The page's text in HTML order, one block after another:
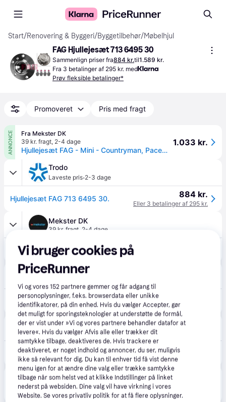
Start/Renovering & Byggeri/Byggetilbehør/Møbelhjul
FAG Hjullejesæt 713 6495 30
Sammenlign priser fra884 kr.til1.589 kr.
Fra 3 betalinger af 295 kr. med
Prøv fleksible betalinger*
Promoveret Pris med fragt
ANNONCE
Fra Mekster DK
39 kr. fragt, 2-4 dage
Hjullejesæt FAG - Mini - Countryman, Paceman - Mini - Countryman, Paceman
1.033 kr.
Trodo
Laveste pris·2-3 dage
Hjullejesæt FAG 713 6495 30. 884 kr.
Eller 3 betalinger af 295 kr.
Mekster DK
39 kr. fragt 2-4 dage
Bildeleshop
FAG 713 6495 30 Hjullejesæt Billede svarer til leveringsomfang, med ABS-sensorring
Eller 3 betalinger af 344 kr.
Autodoc.dk
FAG Hjullejesæt MINI 713 6495 30 9813210,33409806302,33409813210 9806302 1.032 kr.
Eller 3 betalinger af 344 kr.
Produktet fås også hos 1 butik, som ikke er betalende
kunde i denne kategori.
Vi bruger cookies på
PriceRunner
Vi og vores152 partnere gemmer og får adgang til
personoplysninger, f.eks. browserdata eller unikke
identifikatorer, på din enhed. Hvis du vælger Accepter, gør
det muligt for sporingsteknologier at understøtte de formål,
der er vist under »Vi og vores partnere behandler datafor at
levere«. Hvis du vælger Afvis alle eller trækker dit
samtykke tilbage, deaktiveres de. Hvis trackere er
deaktiveret, er noget indhold og annoncer, du ser, muligvis
ikke så relevant for dig. Du kan til enhver tid få vist denne
menu igen for at ændre dine valg eller trække samtykke
tilbage når som helst ved at klikke Indstillinger på linket
nederst på websiden. Dine valg vil have virkning i vores
Website. Se vores privatliv politik for at få flere oplysninger.